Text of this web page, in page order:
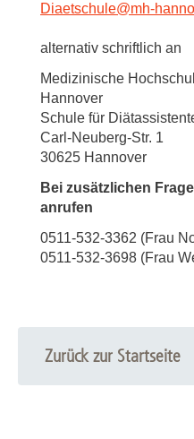
Diaetschule@mh-
alternativ schriftlich an
Medizinische
Schule für
Carl-Neuberg-Str. 1
30625 Hannover
Bei zusätzlichen
anrufen
0511-532-3362 (Frau
0511-532-3698 (Frau
Zurück zur Startseite